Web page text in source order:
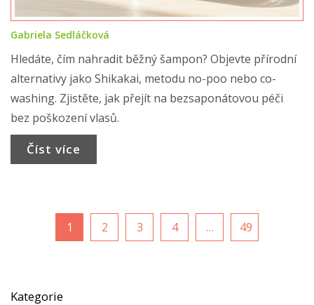
Gabriela Sedláčková
Hledáte, čím nahradit běžný šampon? Objevte přírodní
alternativy jako Shikakai, metodu no-poo nebo co-
washing. Zjistěte, jak přejít na bezsaponátovou péči
bez poškození vlasů.
Číst více
1 2 3 4 … 49
Kategorie